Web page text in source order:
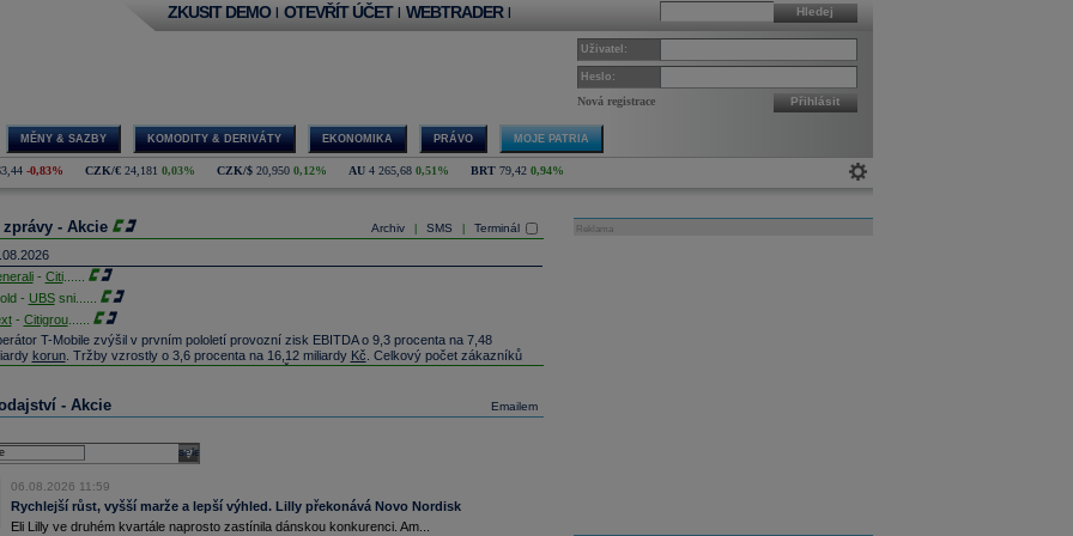
Hledej
ZKUSIT DEMO | OTEVŘÍT ÚČET | WEBTRADER |
Uživatel:
Heslo:
Nová registrace Přihlásit
MĚNY & SAZBY KOMODITY & DERIVÁTY EKONOMIKA PRÁVO MOJE PATRIA
-0,83% CZK/€ 24,181 0,03% CZK/$ 20,950 0,12% AU 4 265,68 0,51% BRT 79,42 0,94%
Archiv SMS Terminál
zprávy - Akcie
- Citi......
- UBSsni......
- Citigrou......
T-Mobile zvýšil v prvním pololetí provozní zisk EBITDA o 9,3 procenta na 7,48
korun. Tržby vzrostly o 3,6 procenta na 16,12 miliardy Kč . Celkový počet zákazníků
vzrostl o 0,7 procenta na 6,621 milionu (ČTK)
Technologies - TD Cowen snižuje cílovou cenu na 72
(Reuters)
-
zaměřuje například na výrobu příměsí do betonu. Dokončení obchodu se předpokládá do
roku 2026, transakci ještě musí schválit antimonopolní úřad (ČTK)
zisk ČSOB vzrostl na 10,2 mld.Kč(meziročně o 7 %). Celkový objem úvěrů
Emailem
- Akcie
select
06.08.2026 11:59
Rychlejší růst, vyšší marže a lepší výhled. Lilly překonává Novo Nordisk
Eli Lilly ve druhém kvartále naprosto zastínila dánskou konkurenci. Am...
Reklama